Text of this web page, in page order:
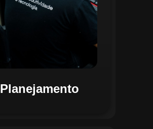
Planejamento